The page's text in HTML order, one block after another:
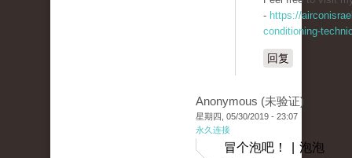
- https://
conditioning-
回复
Anonymous (未验证)
星期四, 05/30/2019 - 23:07
永久连接
冒个泡吧！ | 泡泡